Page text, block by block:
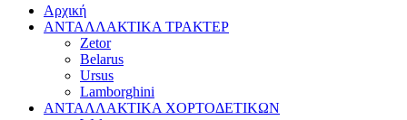
Αρχική
ΑΝΤΑΛΛΑΚΤΙΚΑ ΤΡΑΚΤΕΡ
Zetor
Belarus
Ursus
Lamborghini
ΑΝΤΑΛΛΑΚΤΙΚΑ ΧΟΡΤΟΔΕΤΙΚΩΝ